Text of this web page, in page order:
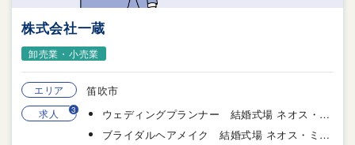
株式会社一蔵
卸売業・小売業
エリア 笛吹市
求人 3
ウェディングプランナー 結婚式場 ネオス・ミラベル
ブライダルヘアメイク 結婚式場 ネオス・ミラベル